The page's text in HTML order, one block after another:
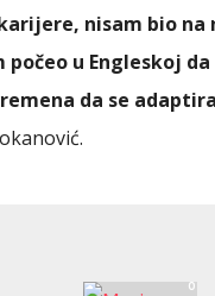
nisam bio
počeo u Engleskoj
da se
0